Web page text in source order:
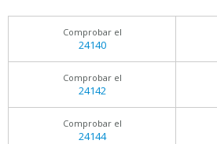
Comprobar el
24140
Comprobar el
24142
Comprobar el
24144